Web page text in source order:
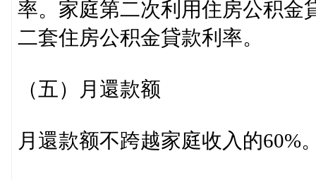
率。家庭第二次利用住房公积金
二套住房公积金貸款利率。
（五）月還款额
月還款额不跨越家庭收入的60%